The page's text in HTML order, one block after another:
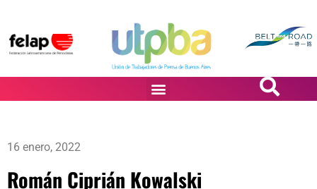
16 enero, 2022
Román Ciprián Kowalski